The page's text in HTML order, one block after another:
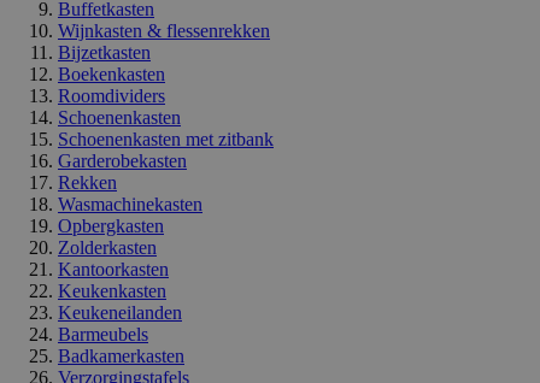
Buffetkasten
Wijnkasten & flessenrekken
Bijzetkasten
Boekenkasten
Roomdividers
Schoenenkasten
Schoenenkasten met zitbank
Garderobekasten
Rekken
Wasmachinekasten
Opbergkasten
Zolderkasten
Kantoorkasten
Keukenkasten
Keukeneilanden
Barmeubels
Badkamerkasten
Verzorgingstafels